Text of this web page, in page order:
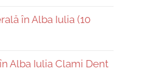
în Alba Iulia (10
Alba Iulia Clami Dent